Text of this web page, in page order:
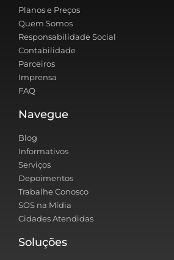
Planos e Preços
Quem Somos
Responsabilidade Social
Contabilidade
Parceiros
Imprensa
FAQ
Navegue
Blog
Informativos
Serviços
Depoimentos
Trabalhe Conosco
SOS na Mídia
Cidades Atendidas
Soluções